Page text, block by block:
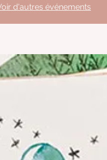
d'autres événements